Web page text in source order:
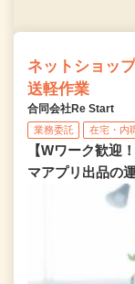
ネットショッ
送軽作業
合同会社Re Start
業務委託 在宅・内
【Wワーク歓迎
マアプリ出品の